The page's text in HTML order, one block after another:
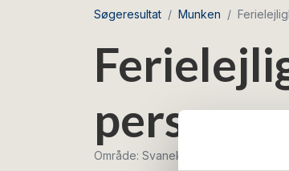
Søgeresultat Munken
personer
Område: Svaneke